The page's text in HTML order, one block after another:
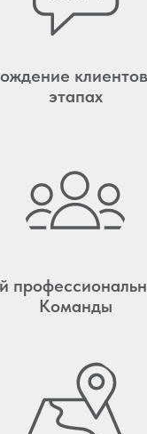
этапах
Команды